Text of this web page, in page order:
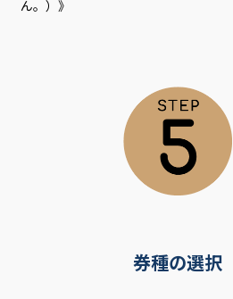
ん。）》
券種の選択